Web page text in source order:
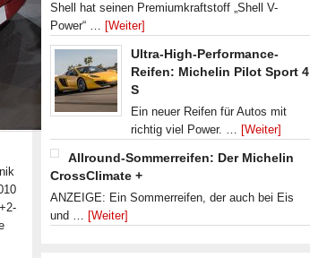
Shell hat seinen Premiumkraftstoff „Shell V-
Power“ … [Weiter]
Ultra-High-Performance-
Reifen: Michelin Pilot Sport 4
S
Ein neuer Reifen für Autos mit
richtig viel Power. … [Weiter]
Allround-Sommerreifen: Der Michelin
CrossClimate +
ANZEIGE: Ein Sommerreifen, der auch bei Eis
und … [Weiter]